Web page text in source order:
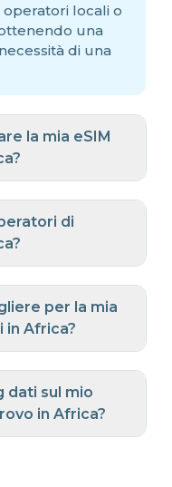
locali o
una
di una
la mia eSIM
di
per la mia
in Africa?
dati sul mio
in Africa?